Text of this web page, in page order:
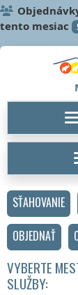
tento mesiac
SŤAHOVANIE
OBJEDNAŤ
VYBERTE
SLUŽBY: